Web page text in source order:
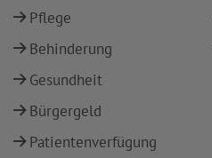
Pflege
Behinderung
Gesundheit
Bürgergeld
Patientenverfügung